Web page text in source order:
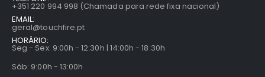
+351 220 994 998 (Chamada para rede fixa nacional)
EMAIL:
geral@touchfire.pt
HORÁRIO:
Seg - Sex: 9:00h - 12:30h | 14:00h - 18:30h
Sáb: 9:00h - 13:00h